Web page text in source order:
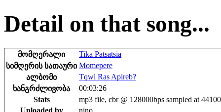
Detail on that song...
მომღერალი
Tika Patsatsia
სიმღერის სათაური Momepere
ალბომი
Tqwi Ras Apireb?
ხანგრძლივობა
00:03:26
Stats
mp3 file, cbr @ 128000bps sampled at
Uploaded by
nino